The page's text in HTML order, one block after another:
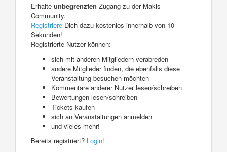
Erhalte unbegrenzten Zugang zu der Makis
Community.
Registriere Dich dazu kostenlos innerhalb von 10
Sekunden!
Registrierte Nutzer können:
sich mit anderen Mitgliedern verabreden
andere Mitglieder finden, die ebenfalls diese
Veranstaltung besuchen möchten
Kommentare anderer Nutzer lesen/schreiben
Bewertungen lesen/schreiben
Tickets kaufen
sich an Veranstaltungen anmelden
und vieles mehr!
Bereits registriert? Login!